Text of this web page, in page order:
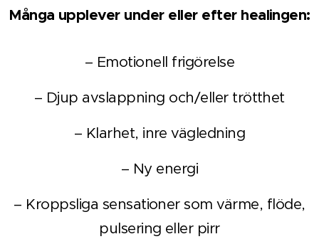
Många upplever under eller efter healingen:
– Emotionell frigörelse
– Djup avslappning och/eller trötthet
– Klarhet, inre vägledning
– Ny energi
– Kroppsliga sensationer som värme, flöde,
pulsering eller pirr